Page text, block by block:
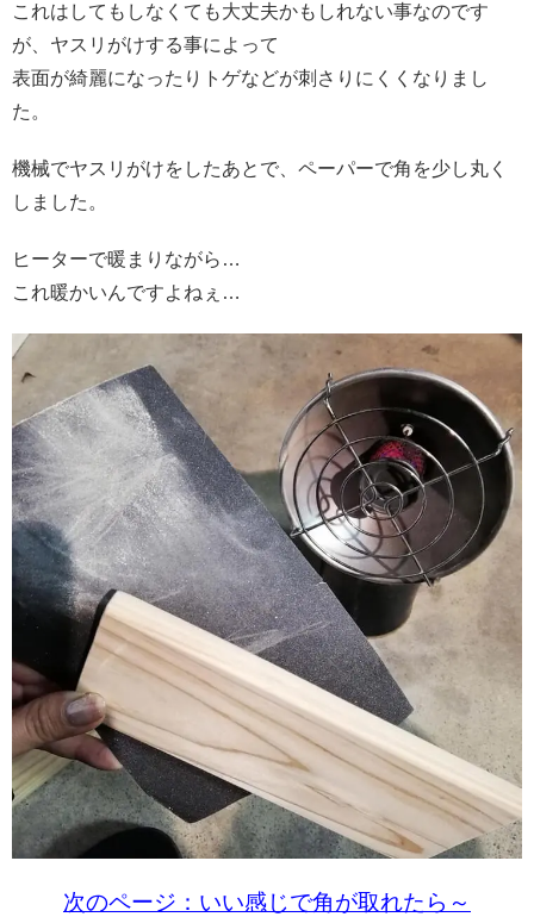
これはしてもしなくても大丈夫かもしれない事なのです
が、ヤスリがけする事によって
表面が綺麗になったりトゲなどが刺さりにくくなりまし
た。
機械でヤスリがけをしたあとで、ペーパーで角を少し丸く
しました。
ヒーターで暖まりながら…
これ暖かいんですよねぇ…
次のページ：いい感じで角が取れたら～